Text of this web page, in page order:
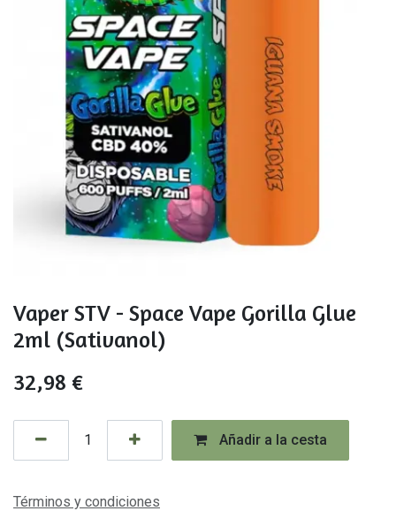
Vaper STV - Space Vape Gorilla Glue
2ml (Sativanol)
32,98 €
Añadir a la cesta
Términos y condiciones